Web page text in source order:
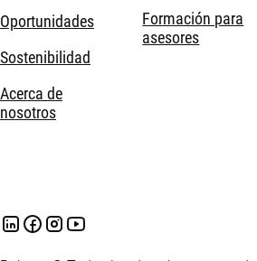
Oportunidades
Sostenibilidad
Acerca de
nosotros
Formación para
asesores